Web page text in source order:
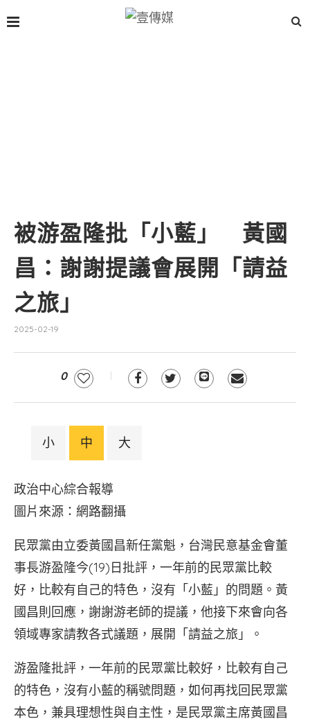
被游盈隆批「小藍」 黃國
昌：謝謝提議會展開「請益
之旅」
2025-02-19
0
小 中 大
政治中心綜合報導
圖片來源：網路翻攝
民眾黨由立委黃國昌新任黨魁，台灣民意基金會董
事長游盈隆今(19)日批評，一年前的民眾黨比較
好，比較有自己的特色，沒有「小藍」的問題。黃
國昌則回應，謝謝游老師的提議，他接下來會向各
領域專家請教各式議題，展開「請益之旅」。
游盈隆批評，一年前的民眾黨比較好，比較有自己
的特色，沒有小藍的稱號問題，如何再找回民眾黨
本色，兼具理想性與自主性，是民眾黨主席黃國昌